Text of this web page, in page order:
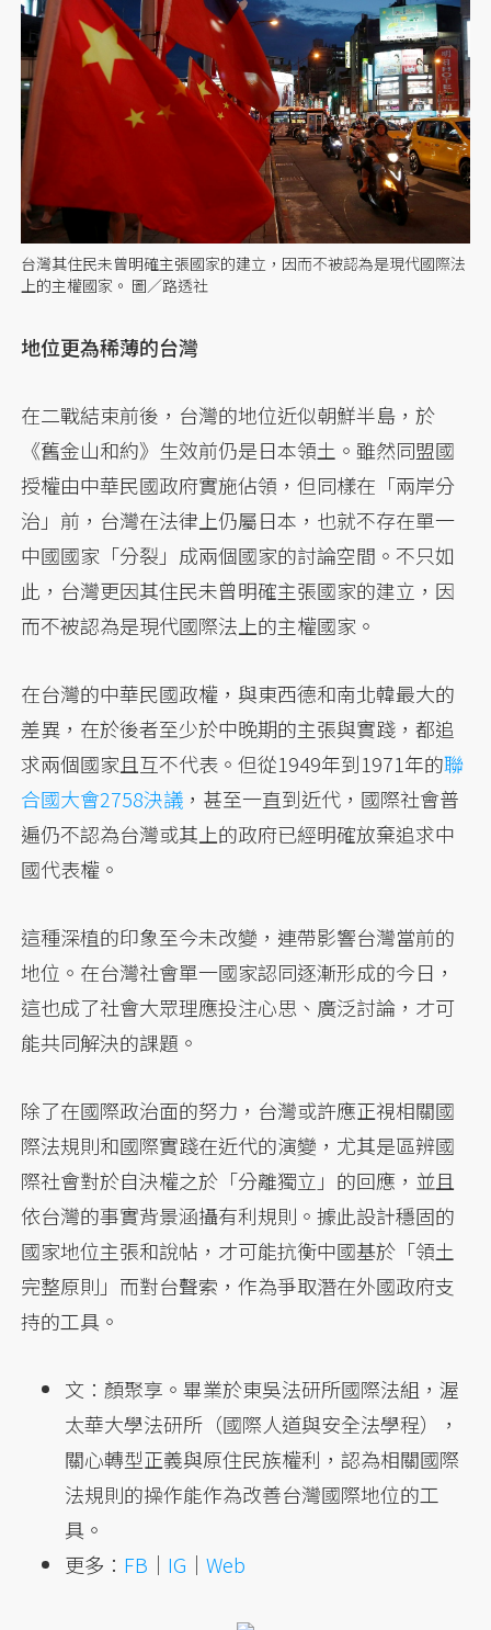
台灣其住民未曾明確主張國家的建立，因而不被認為是現代國際法
上的主權國家。 圖／路透社
地位更為稀薄的台灣
在二戰結束前後，台灣的地位近似朝鮮半島，於
《舊金山和約》生效前仍是日本領土。雖然同盟國
授權由中華民國政府實施佔領，但同樣在「兩岸分
治」前，台灣在法律上仍屬日本，也就不存在單一
中國國家「分裂」成兩個國家的討論空間。不只如
此，台灣更因其住民未曾明確主張國家的建立，因
而不被認為是現代國際法上的主權國家。
在台灣的中華民國政權，與東西德和南北韓最大的
差異，在於後者至少於中晚期的主張與實踐，都追
求兩個國家且互不代表。但從1949年到1971年的聯
合國大會2758決議 ，甚至一直到近代，國際社會普
遍仍不認為台灣或其上的政府已經明確放棄追求中
國代表權。
這種深植的印象至今未改變，連帶影響台灣當前的
地位。在台灣社會單一國家認同逐漸形成的今日，
這也成了社會大眾理應投注心思、廣泛討論，才可
能共同解決的課題。
除了在國際政治面的努力，台灣或許應正視相關國
際法規則和國際實踐在近代的演變，尤其是區辨國
際社會對於自決權之於「分離獨立」的回應，並且
依台灣的事實背景涵攝有利規則。據此設計穩固的
國家地位主張和說帖，才可能抗衡中國基於「領土
完整原則」而對台聲索，作為爭取潛在外國政府支
持的工具。
文：顏聚享。畢業於東吳法研所國際法組，渥
太華大學法研所（國際人道與安全法學程），
關心轉型正義與原住民族權利，認為相關國際
法規則的操作能作為改善台灣國際地位的工
具。
更多： FB ｜ IG ｜Web